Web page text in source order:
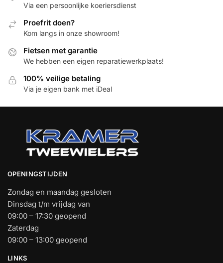
Via een persoonlijke koeriersdienst
Proefrit doen?
Kom langs in onze showroom!
Fietsen met garantie
We hebben een eigen reparatiewerkplaats!
100% veilige betaling
Via je eigen bank met iDeal
OPENINGSTIJDEN
Zondag en maandag gesloten
Dinsdag t/m vrijdag van
09:00 – 17:30 geopend
Zaterdag
09:00 – 13:00 geopend
LINKS